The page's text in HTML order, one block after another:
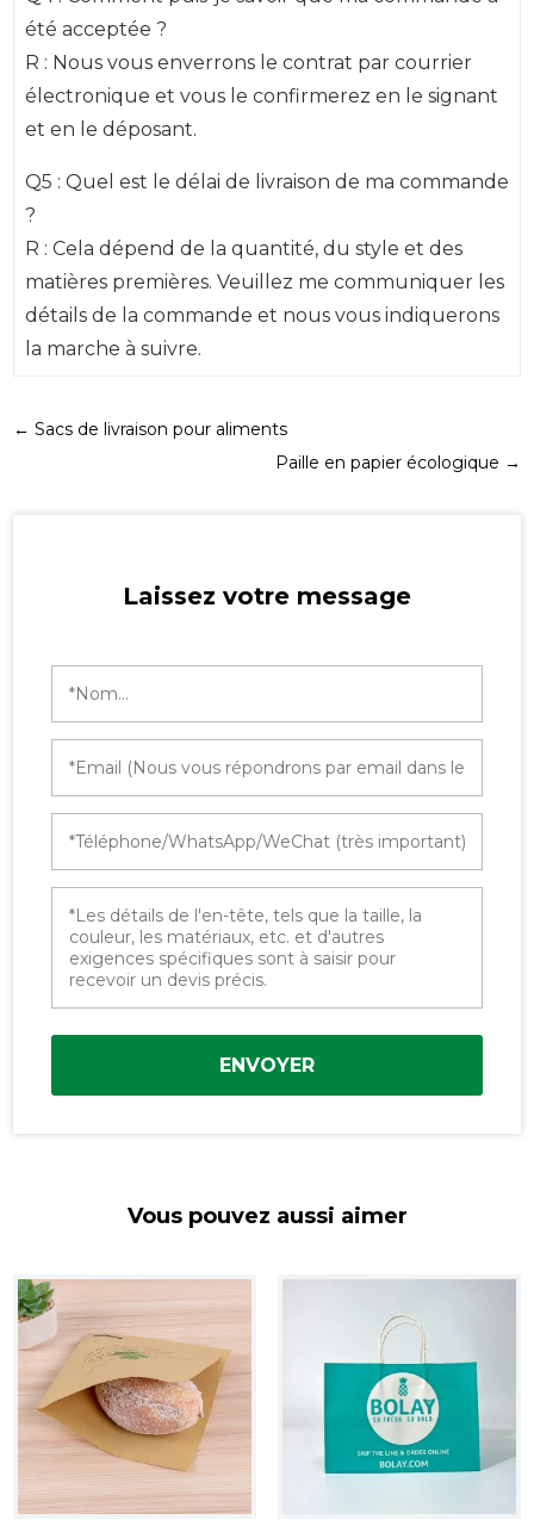
été acceptée ?
R : Nous vous enverrons le contrat par courrier
électronique et vous le confirmerez en le signant
et en le déposant.
Q5 : Quel est le délai de livraison de ma commande
?
R : Cela dépend de la quantité, du style et des
matières premières. Veuillez me communiquer les
détails de la commande et nous vous indiquerons
la marche à suivre.
←Sacs de livraison pour aliments
Paille en papier écologique →
Laissez votre message
ENVOYER
Vous pouvez aussi aimer